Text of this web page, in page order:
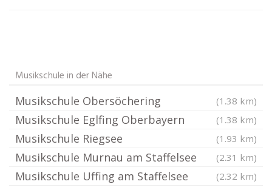
Musikschule in der Nähe
Musikschule Obersöchering (1.38 km)
Musikschule Eglfing Oberbayern (1.38 km)
Musikschule Riegsee (1.93 km)
Musikschule Murnau am Staffelsee (2.31 km)
Musikschule Uffing am Staffelsee (2.32 km)